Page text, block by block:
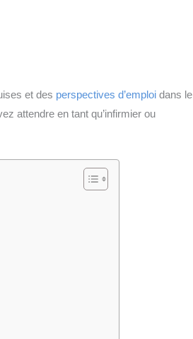
et des perspectives d’emploi dans le
attendre en tant qu’infirmier ou